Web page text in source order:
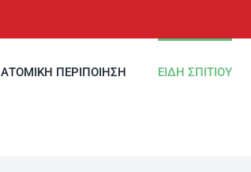
ΑΤΟΜΙΚΗ ΠΕΡΙΠΟΙΗΣΗ ΕΙΔΗ ΣΠΙΤΙΟΥ